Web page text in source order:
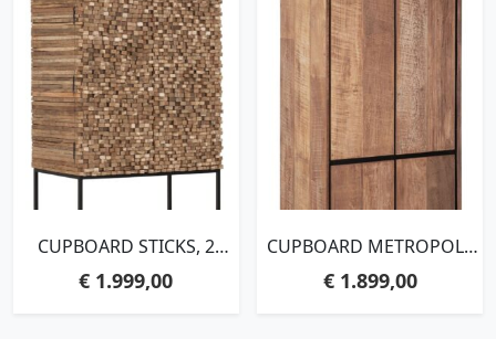
CUPBOARD STICKS, 2
SHELVES,180X90X50 CM,
€ 1.999,00
CUPBOARD METROPOLE
DOORS,210X70X40 CM,
€1.899,00